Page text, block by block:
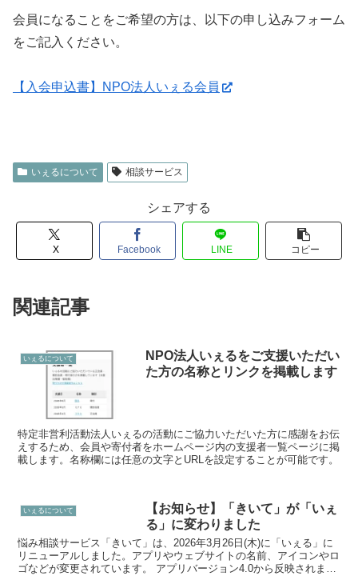
会員になることをご希望の方は、以下の申し込みフォーム
をご記入ください。
【入会申込書】NPO法人いぇる会員
いぇるについて 相談サービス
シェアする
X Facebook LINE コピー
関連記事
いぇるについて
NPO法人いぇるをご支援いただい
た方の名称とリンクを掲載します
特定非営利活動法人いぇるの活動にご協力いただいた方に感謝をお伝
えするため、会員や寄付者をホームページ内の支援者一覧ページに掲
載します。名称欄には任意の文字とURLを設定することが可能です。
いぇるについて
【お知らせ】「きいて」が「いぇ
る」に変わりました
悩み相談サービス「きいて」は、2026年3月26日(木)に「いぇる」に
リニューアルしました。アプリやウェブサイトの名前、アイコンやロ
ゴなどが変更されています。 アプリバージョン4.0から反映されます